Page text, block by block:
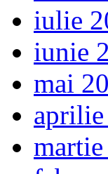
iulie
iunie
mai